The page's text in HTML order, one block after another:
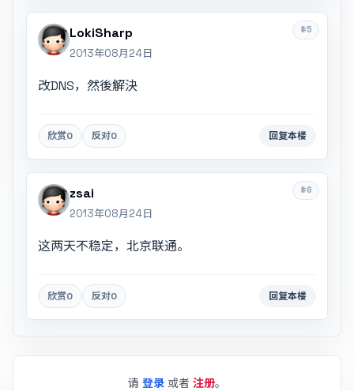
#5
LokiSharp
2013年08月24日
改DNS，然後解決
欣赏0 反对0 回复本楼
#6
zsai
2013年08月24日
这两天不稳定，北京联通。
欣赏0 反对0 回复本楼
请 登录 或者 注册。